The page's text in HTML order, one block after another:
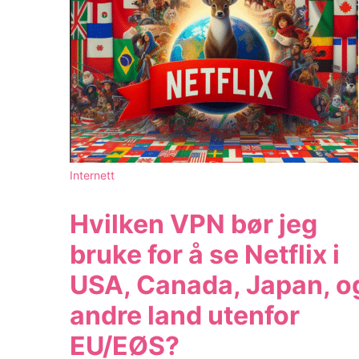
Internett
Hvilken VPN bør jeg
bruke for å se Netflix i
USA, Canada, Japan,
andre land utenfor
EU/EØS?